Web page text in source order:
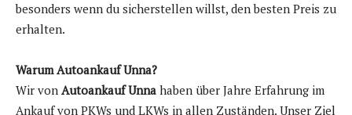
besonders wenn du sicherstellen willst, den besten Preis zu
erhalten.
Warum Autoankauf Unna?
Wir von Autoankauf Unna haben über Jahre Erfahrung im
Ankauf von PKWs und LKWs in allen Zuständen. Unser Ziel